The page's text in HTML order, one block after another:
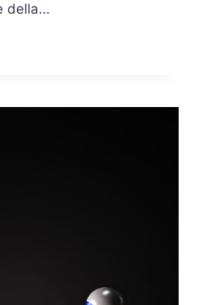
della…